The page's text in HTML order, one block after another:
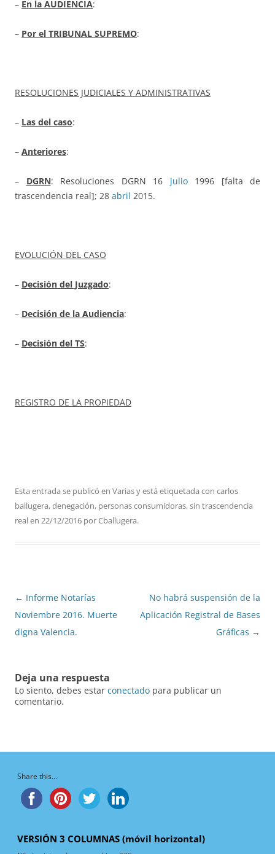
– En la AUDIENCIA:
– Por el TRIBUNAL SUPREMO:
RESOLUCIONES JUDICIALES Y ADMINISTRATIVAS
– Las del caso:
– Anteriores:
– DGRN: Resoluciones DGRN 16 julio1996 [falta de
trascendencia real]; 28 abril 2015.
EVOLUCIÓN DEL CASO
– Decisión del Juzgado:
– Decisión de la Audiencia:
– Decisión del TS:
REGISTRO DE LA PROPIEDAD
Esta entrada se publicó en Variasy está etiquetada con carlos
ballugera,denegación, personas consumidoras,sin trascendencia
realen 22/12/2016 porCballugera.
Navegación
de
entradas
← Informe Notarías
Noviembre 2016. Muerte
digna Valencia.
No habrá suspensión de la
Aplicación Registral de Bases
Gráficas →
Deja una respuesta
Lo siento, debes estar conectado para publicar un
comentario.
Share this...
VERSIÓN 3 COLUMNAS (móvil horizontal)